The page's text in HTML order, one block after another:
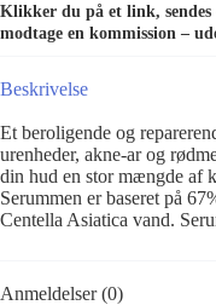
Klikker du på et link,
modtage en kommission –
Beskrivelse
Et beroligende og
urenheder, akne-ar og
din hud en stor mængde af
Serummen er baseret på
Centella Asiatica vand.
Anmeldelser (0)